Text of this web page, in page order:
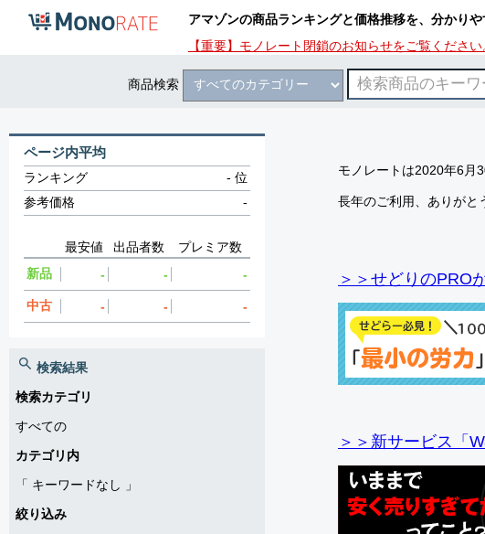
アマゾンの商品ランキングと価格推移を、分かり
【重要】モノレート閉鎖のお知らせをご覧ください
商品検索
モノレートは2020年6月
長年のご利用、ありがと
＞＞せどりのPRO
＞＞新サービス「
ページ内平均
ランキング -位
参考価格
-
最安値 出品者数
プレミア数
新品
- - -
中古 - - -
検索結果
検索カテゴリ
すべての
カテゴリ内
「 キーワードなし
」
絞り込み